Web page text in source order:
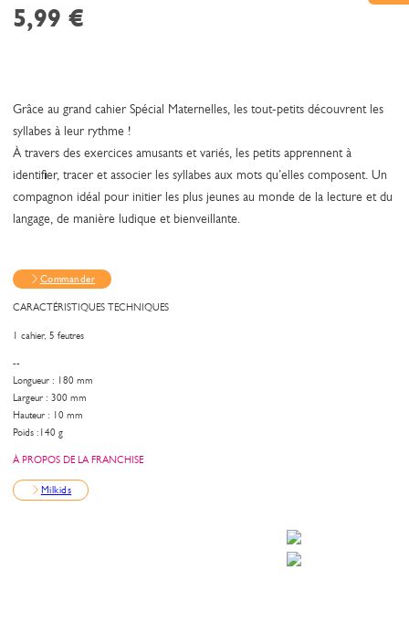
5,99€
Grâce au grand cahier Spécial Maternelles, les tout-petits découvrent les
syllabes à leur rythme !
À travers des exercices amusants et variés, les petits apprennent à
identifier, tracer et associer les syllabes aux mots qu’elles composent. Un
compagnon idéal pour initier les plus jeunes au monde de la lecture et du
langage, de manière ludique et bienveillante.
Commander
CARACTÉRISTIQUES TECHNIQUES
1 cahier, 5 feutres
--
Longueur : 180 mm
Largeur : 300 mm
Hauteur : 10 mm
Poids :140 g
À PROPOS DE LA FRANCHISE
Milkids